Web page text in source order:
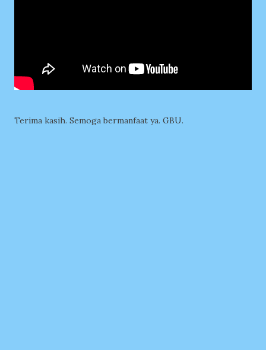
Terima kasih. Semoga bermanfaat ya. GBU.